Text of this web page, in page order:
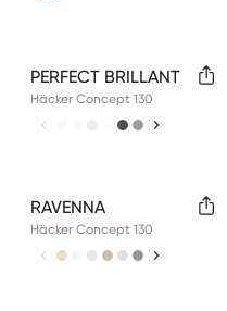
PERFECT BRILLANT
Häcker Concept 130
Available colors
RAVENNA
Häcker Concept 130
Available colors